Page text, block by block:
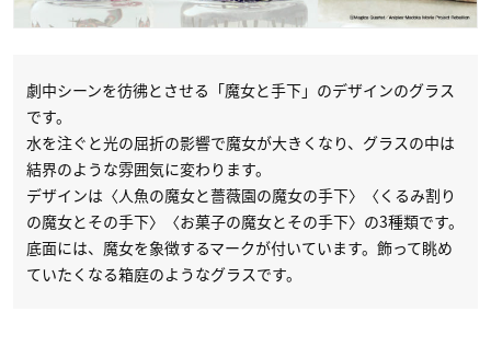
劇中シーンを彷彿とさせる「魔女と手下」のデザインのグラス
です。
水を注ぐと光の屈折の影響で魔女が大きくなり、グラスの中は
結界のような雰囲気に変わります。
デザインは〈人魚の魔女と薔薇園の魔女の手下〉〈くるみ割り
の魔女とその手下〉〈お菓子の魔女とその手下〉の3種類です。
底面には、魔女を象徴するマークが付いています。飾って眺め
ていたくなる箱庭のようなグラスです。